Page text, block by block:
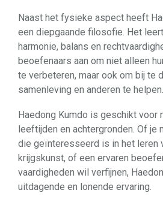
Naast het fysieke aspect heeft
een diepgaande filosofie. Het
harmonie, balans en
beoefenaars aan om niet alleen
te verbeteren, maar ook om bij te
samenleving en anderen te helpen.
Haedong Kumdo is geschikt voor
leeftijden en achtergronden. Of je
die geïnteresseerd is in het leren
krijgskunst, of een ervaren
vaardigheden wil verfijnen,
uitdagende en lonende ervaring.